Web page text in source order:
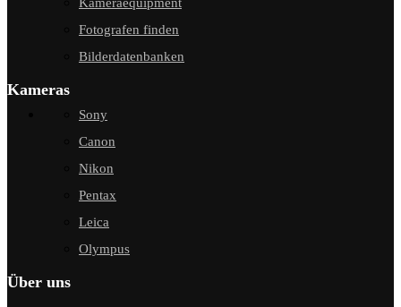
Fotografen finden
Bilderdatenbanken
Kameras
Sony
Canon
Nikon
Pentax
Leica
Olympus
Über uns